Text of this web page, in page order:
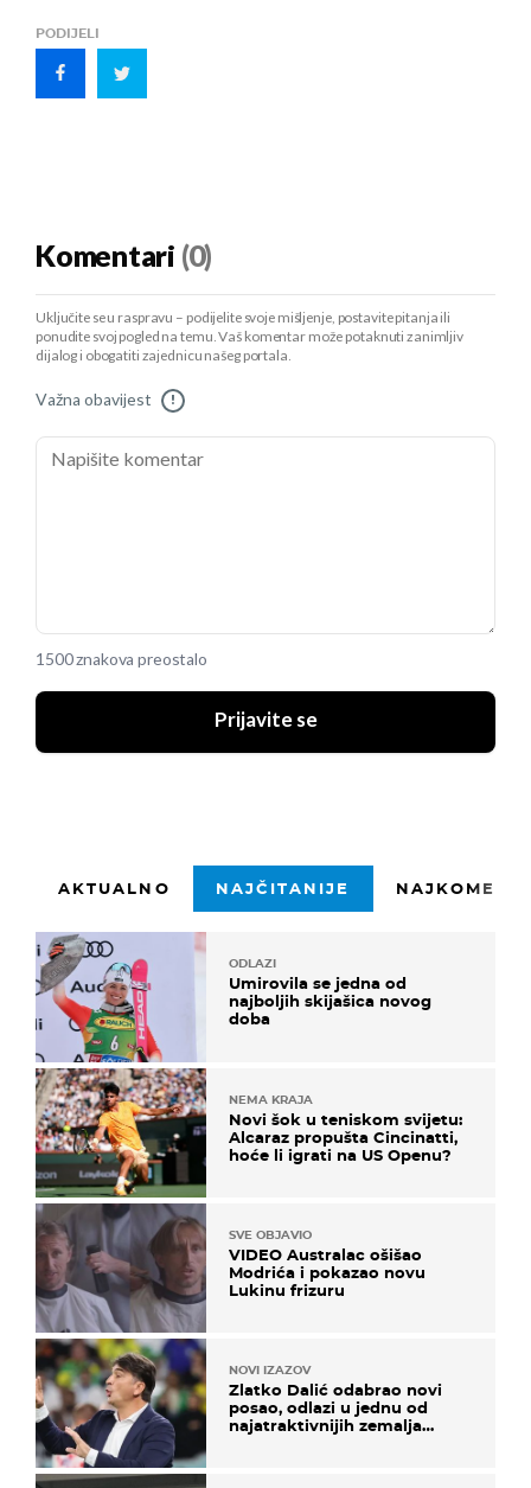
PODIJELI
Komentari (0)
Uključite se u raspravu – podijelite svoje mišljenje, postavite pitanja ili
ponudite svoj pogled na temu. Vaš komentar može potaknuti zanimljiv
dijalog i obogatiti zajednicu našeg portala.
Važna obavijest !
1500 znakova preostalo
Prijavite se
AKTUALNO NAJČITANIJE
ODLAZI
Umirovila se jedna od
najboljih skijašica novog
doba
NEMA KRAJA
Novi šok u teniskom svijetu:
Alcaraz propušta Cincinatti,
hoće li igrati na US Openu?
SVE OBJAVIO
VIDEO Australac ošišao
Modrića i pokazao novu
Lukinu frizuru
NOVI IZAZOV
Zlatko Dalić odabrao novi
posao, odlazi u jednu od
najatraktivnijih zemalja